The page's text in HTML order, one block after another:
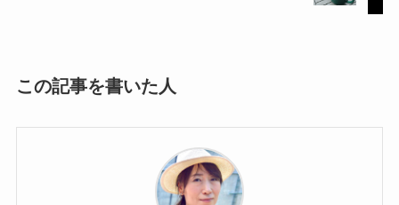
この記事を書いた人